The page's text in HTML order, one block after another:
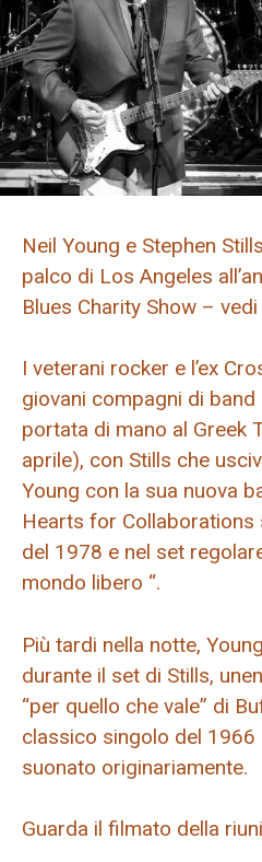
Neil Young e Stephen
palco di Los Angeles
Blues Charity Show –
I veterani rocker e l’ex
giovani compagni di
portata di mano al Greek
aprile), con Stills che
Young con la sua nuova
Hearts for Collaborations
del 1978 e nel set
mondo libero “.
Più tardi nella notte,
durante il set di Stills,
“per quello che vale” di
classico singolo del 1966
suonato originariamente.
Guarda il filmato della